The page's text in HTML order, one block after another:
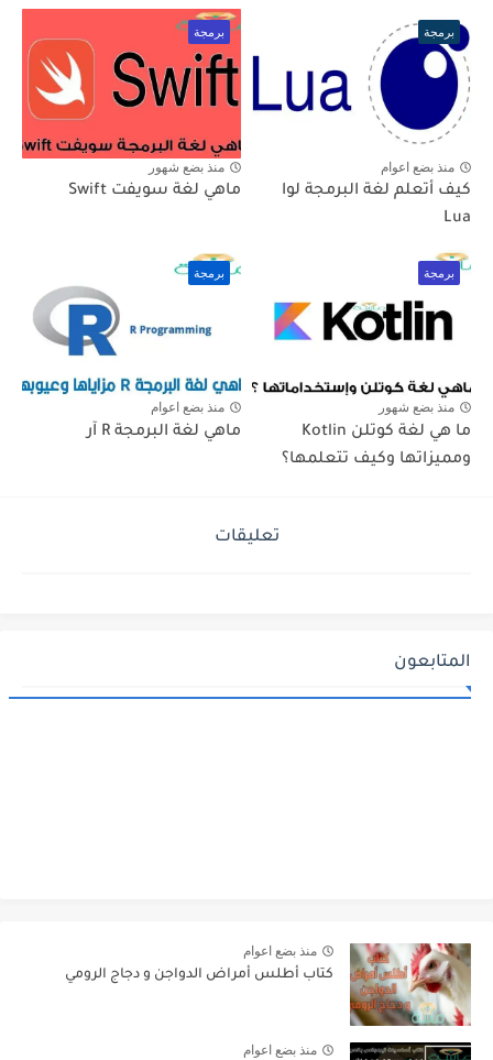
برمجة
منذ بضع اعوام
كيف أتعلم لغة البرمجة لوا
Lua
برمجة
منذ بضع شهور
ماهي لغة سويفت Swift
برمجة
منذ بضع شهور
ما هي لغة كوتلن Kotlin
ومميزاتها وكيف تتعلمها؟
برمجة
منذ بضع اعوام
ماهي لغة البرمجة R آر
تعليقات
المتابعون
منذ بضع اعوام
كتاب أطلس أمراض الدواجن و دجاج الرومي
منذ بضع اعوام